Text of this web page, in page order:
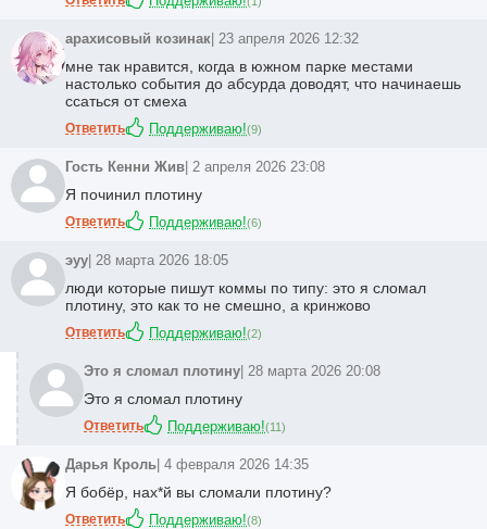
арахисовый козинак | 23 апреля 2026 12:32
мне так нравится, когда в южном парке местами
настолько события до абсурда доводят, что начинаешь
ссаться от смеха
Ответить Поддерживаю!(9)
Гость Кенни Жив | 2 апреля 2026 23:08
Я починил плотину
Ответить Поддерживаю!(6)
эуу | 28 марта 2026 18:05
люди которые пишут коммы по типу: это я сломал
плотину, это как то не смешно, а кринжово
Ответить Поддерживаю!(2)
Это я сломал плотину | 28 марта 2026 20:08
Это я сломал плотину
Ответить Поддерживаю!(11)
Дарья Кроль | 4 февраля 2026 14:35
Я бобёр, нах*й вы сломали плотину?
Ответить Поддерживаю!(8)